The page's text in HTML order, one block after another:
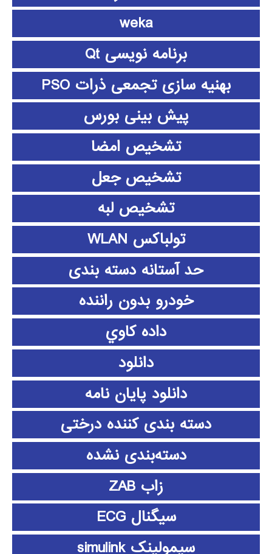
weka
برنامه نویسی Qt
بهنیه سازی تجمعی ذرات PSO
پیش بینی بورس
تشخیص امضا
تشخیص جعل
تشخیص لبه
تولباکس WLAN
حد آستانه دسته بندی
خودرو بدون راننده
داده كاوي
دانلود
دانلود پايان نامه
دسته بندی کننده درختی
دسته‌بندی نشده
زاب ZAB
سیگنال ECG
سیمولینک simulink